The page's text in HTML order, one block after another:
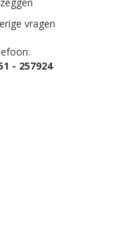
vragen
- 257924